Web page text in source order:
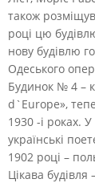
також
році цю
нову будівлю
Одеського
Будинок № 4 –
d`Europe»,
1930 -і роках.
українські
1902 році –
Цікава